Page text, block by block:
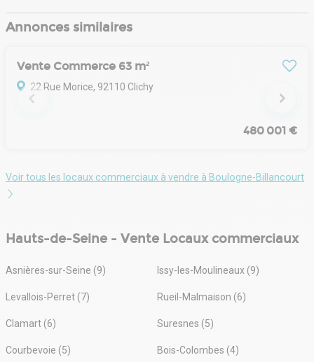
Annonces similaires
Vente Commerce 63 m²
22 Rue Morice, 92110 Clichy
480 001 €
Voir tous les locaux commerciaux à vendre à Boulogne-Billancourt
Hauts-de-Seine - Vente Locaux commerciaux
Asnières-sur-Seine (9) Issy-les-Moulineaux (9)
Levallois-Perret (7) Rueil-Malmaison (6)
Clamart (6) Suresnes (5)
Courbevoie (5) Bois-Colombes (4)